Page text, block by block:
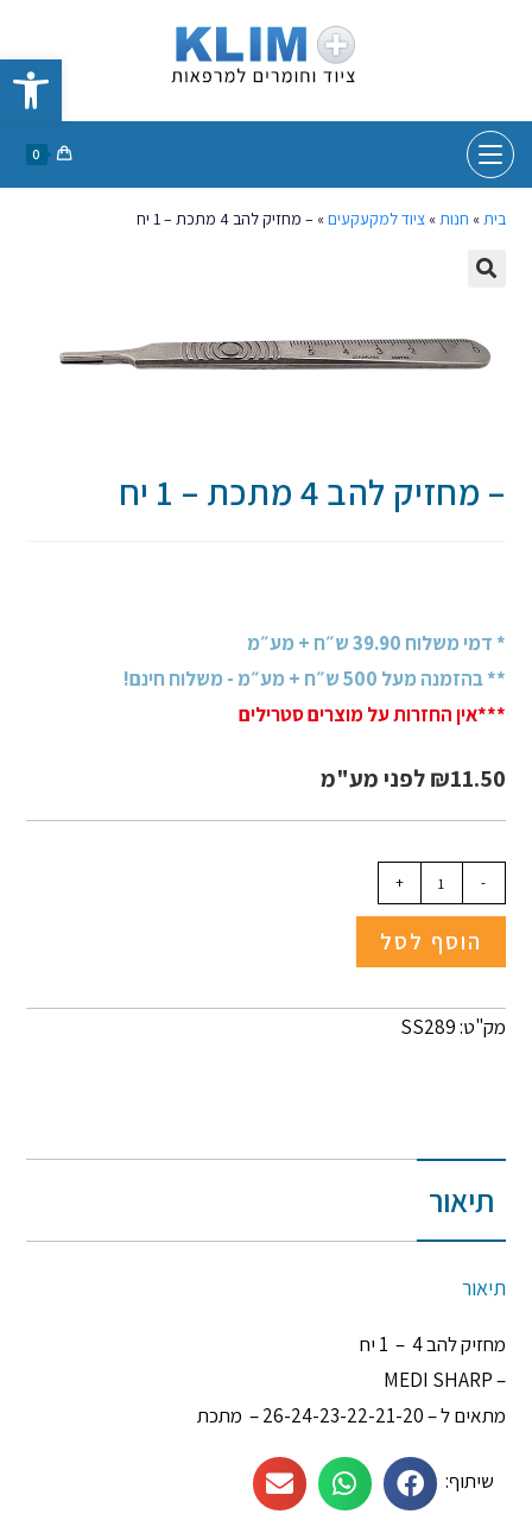
פתח סרגל נגישות
0
בית» חנות»ציוד למקעקעים»– מחזיק להב 4 מתכת – 1 יח
– מחזיק להב 4 מתכת – 1 יח
* דמי משלוח 39.90 ש״ח + מע״מ
** בהזמנה מעל 500 ש״ח + מע״מ - משלוח חינם!
***אין החזרות על מוצרים סטרילים
₪11.50 לפני מע"מ
-
+
הוסף לסל
מק"ט: SS289
תיאור
תיאור
מחזיק להב 4 – 1 יח
– MEDI SHARP
מתאים ל – 26-24-23-22-21-20 – מתכת
שיתוף: